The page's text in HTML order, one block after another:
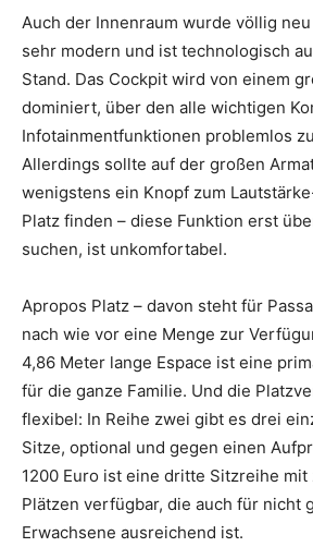
Auch der Innenraum wurde völlig
sehr modern und ist technologisch
Stand. Das Cockpit wird von einem
dominiert, über den alle wichtigen
Infotainmentfunktionen problemlos
Allerdings sollte auf der großen
wenigstens ein Knopf zum
Platz finden – diese Funktion erst
suchen, ist unkomfortabel.
Apropos Platz – davon steht für
nach wie vor eine Menge zur
4,86 Meter lange Espace ist eine
für die ganze Familie. Und die
flexibel: In Reihe zwei gibt es drei
Sitze, optional und gegen einen
1200 Euro ist eine dritte Sitzreihe
Plätzen verfügbar, die auch für nicht
Erwachsene ausreichend ist.